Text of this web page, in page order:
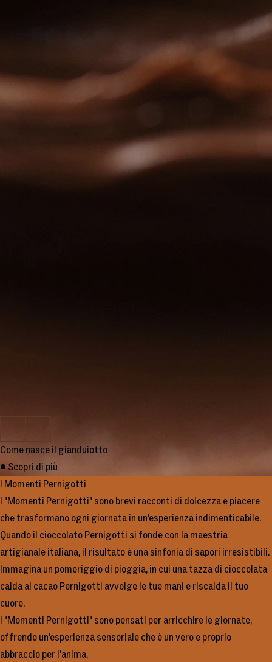
Come nasce il gianduiotto
• Scopri di più
Come nasce il cremino
• Scopri di più
Come nasce il torrone
• Scopri di più
Carne e cioccolato
• Scopri di più
I Momenti Pernigotti
I "Momenti Pernigotti" sono brevi racconti di dolcezza e piacere
che trasformano ogni giornata in un'esperienza indimenticabile.
Quando il cioccolato Pernigotti si fonde con la maestria
artigianale italiana, il risultato è una sinfonia di sapori irresistibili.
Immagina un pomeriggio di pioggia, in cui una tazza di cioccolata
calda al cacao Pernigotti avvolge le tue mani e riscalda il tuo
cuore.
I "Momenti Pernigotti" sono pensati per arricchire le giornate,
offrendo un'esperienza sensoriale che è un vero e proprio
abbraccio per l'anima.